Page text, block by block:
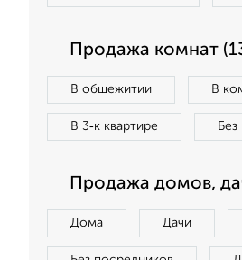
Продажа комнат
В общежитии В
В 3‑к квартире
Продажа домов,
Дома Дачи